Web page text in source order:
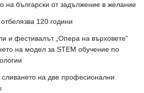
на български от задължение в желание
120 години
и фестивалът „Опера на върховете“
на модел за STEM обучение по
на две професионални